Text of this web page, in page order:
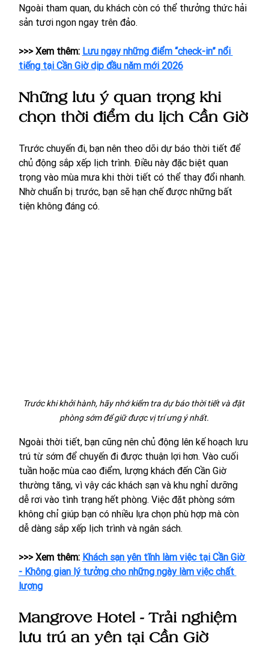
Ngoài tham quan, du khách còn có thể thưởng thức hải
sản tươi ngon ngay trên đảo.
>>> Xem thêm: Lưu ngay những điểm “check-in” nổi
tiếng tại Cần Giờ dịp đầu năm mới 2026
Những lưu ý quan trọng khi
chọn thời điểm du lịch Cần Giờ
Trước chuyến đi, bạn nên theo dõi dự báo thời tiết để
chủ động sắp xếp lịch trình. Điều này đặc biệt quan
trọng vào mùa mưa khi thời tiết có thể thay đổi nhanh.
Nhờ chuẩn bị trước, bạn sẽ hạn chế được những bất
tiện không đáng có.
Trước khi khởi hành, hãy nhớ kiểm tra dự báo thời tiết và đặt
phòng sớm để giữ được vị trí ưng ý nhất.
Ngoài thời tiết, bạn cũng nên chủ động lên kế hoạch lưu
trú từ sớm để chuyến đi được thuận lợi hơn. Vào cuối
tuần hoặc mùa cao điểm, lượng khách đến Cần Giờ
thường tăng, vì vậy các khách sạn và khu nghỉ dưỡng
dễ rơi vào tình trạng hết phòng. Việc đặt phòng sớm
không chỉ giúp bạn có nhiều lựa chọn phù hợp mà còn
dễ dàng sắp xếp lịch trình và ngân sách.
>>> Xem thêm: Khách sạn yên tĩnh làm việc tại Cần Giờ
- Không gian lý tưởng cho những ngày làm việc chất
lượng
Mangrove Hotel - Trải nghiệm
lưu trú an yên tại Cần Giờ